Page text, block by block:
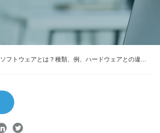
ソフトウェアとは？種類、例、ハードウェアとの違い